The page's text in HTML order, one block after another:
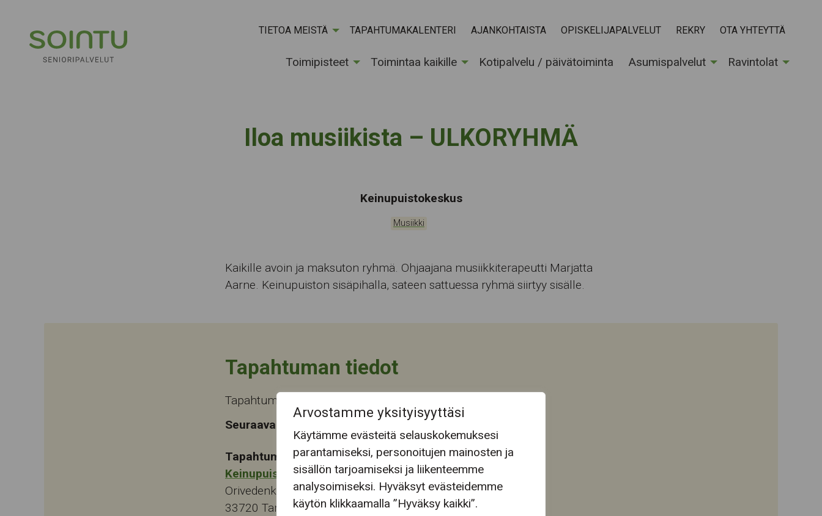
Arvostamme yksityisyyttäsi
Käytämme evästeitä selauskokemuksesi
parantamiseksi, personoitujen mainosten ja
sisällön tarjoamiseksi ja liikenteemme
analysoimiseksi. Hyväksyt evästeidemme
käytön klikkaamalla ”Hyväksy kaikki”.
TIETOA MEISTÄ TAPAHTUMAKALENTERI AJANKOHTAISTA OPISKELIJAPALVELUT REKRY OTA YHTEYTTÄ
Toimipisteet Toimintaa kaikille Kotipalvelu / päivätoiminta Asumispalvelut Ravintolat
Iloa musiikista – ULKORYHMÄ
Tapahtumapaikka:
Keinupuistokeskus
Kategoriat:
Musiikki
Kaikille avoin ja maksuton ryhmä. Ohjaajana musiikkiterapeutti Marjatta
Aarne. Keinupuiston sisäpihalla, sateen sattuessa ryhmä siirtyy sisälle.
Tapahtuman tiedot
Tapahtuma päättyi ti 26.7.2022
Seuraava tapahtuma-aika
Tapahtumapaikka:
Keinupuistokeskus
Orivedenkatu 28
33720 Tampere